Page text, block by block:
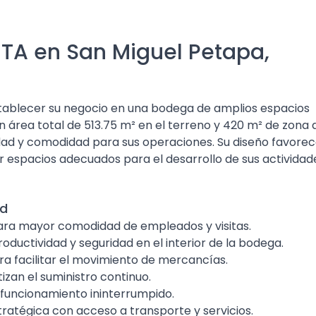
en San Miguel Petapa,
su negocio en una bodega de amplios espacios
área total de 513.75 m² en el terreno y 420 m² de zona
y comodidad para sus operaciones. Su diseño
adecuados para el desarrollo de sus
mayor comodidad de empleados y visitas.
y seguridad en el interior de la bodega.
facilitar el movimiento de mercancías.
el suministro continuo.
ininterrumpido.
con acceso a transporte y servicios.